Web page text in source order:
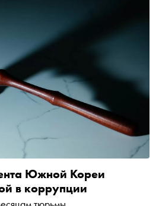
Южной Кореи
в коррупции